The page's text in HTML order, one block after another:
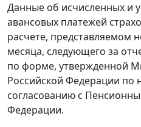
Данные об исчисленных и
авансовых платежей
расчете, представляемом
месяца, следующего за
по форме, утвержденной
Российской Федерации по
согласованию с
Федерации.